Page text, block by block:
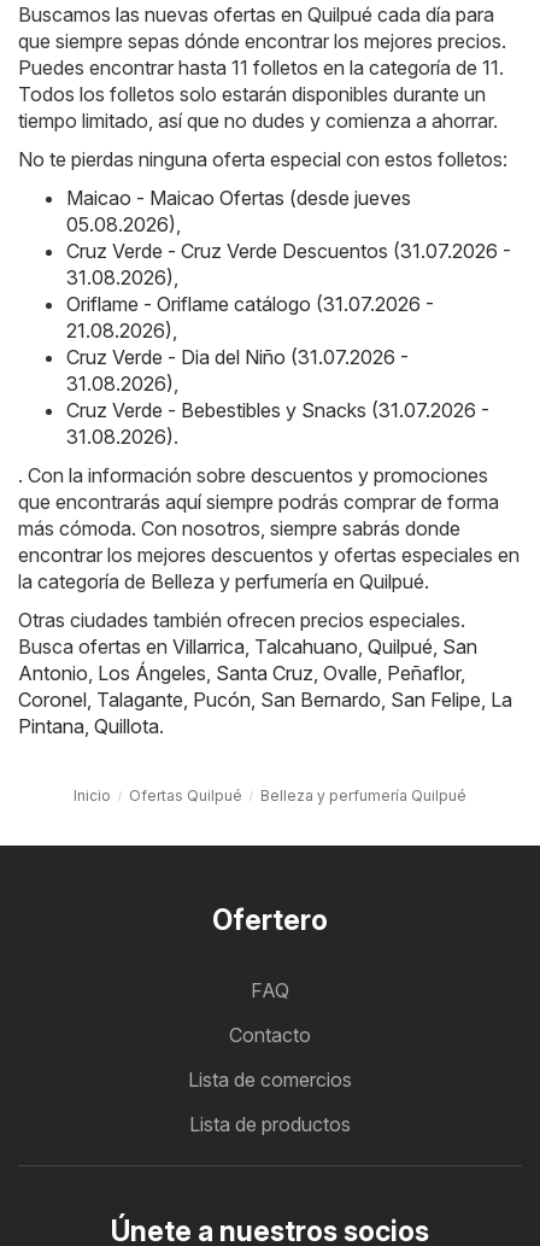
Buscamos las nuevas ofertas en Quilpué cada día para
que siempre sepas dónde encontrar los mejores precios.
Puedes encontrar hasta 11 folletos en la categoría de 11.
Todos los folletos solo estarán disponibles durante un
tiempo limitado, así que no dudes y comienza a ahorrar.
No te pierdas ninguna oferta especial con estos folletos:
Maicao - Maicao Ofertas (desde jueves
05.08.2026)
Cruz Verde - Cruz Verde Descuentos (31.07.2026 -
31.08.2026)
Oriflame - Oriflame catálogo (31.07.2026 -
21.08.2026)
Cruz Verde - Dia del Niño (31.07.2026 -
31.08.2026)
Cruz Verde - Bebestibles y Snacks (31.07.2026 -
31.08.2026).
. Con la información sobre descuentos y promociones
que encontrarás aquí siempre podrás comprar de forma
más cómoda. Con nosotros, siempre sabrás donde
encontrar los mejores descuentos y ofertas especiales en
la categoría de Belleza y perfumería en Quilpué.
Otras ciudades también ofrecen precios especiales.
Busca ofertas en Villarrica Talcahuano Quilpué San
Antonio Los Ángeles Santa Cruz Ovalle Peñaflor,
Coronel Talagante Pucón San Bernardo San Felipe La
Pintana Quillota.
Inicio Ofertas Quilpué Belleza y perfumería Quilpué
Ofertero
FAQ
Contacto
Lista de comercios
Lista de productos
Únete a nuestros socios